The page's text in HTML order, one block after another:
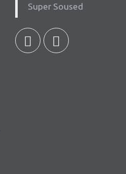
Super Soused